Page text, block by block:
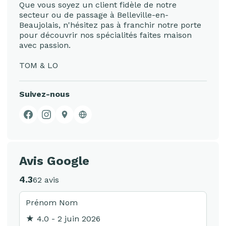
Que vous soyez un client fidèle de notre
secteur ou de passage à Belleville-en-
Beaujolais, n'hésitez pas à franchir notre porte
pour découvrir nos spécialités faites maison
avec passion.
TOM & LO
Suivez-nous
FacebookInstagram
Google Business Profile
Site web
Avis Google
4.362 avis
Prénom Nom
★ 4.0 - 2 juin 2026